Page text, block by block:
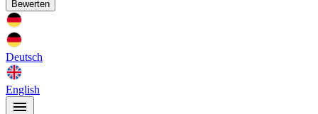
Bewerten
Deutsch
English